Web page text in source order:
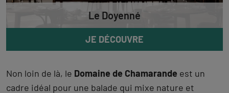
Le Doyenné
JE DÉCOUVRE
Non loin de là, le Domaine de Chamarande est un
cadre idéal pour une balade qui mixe nature et